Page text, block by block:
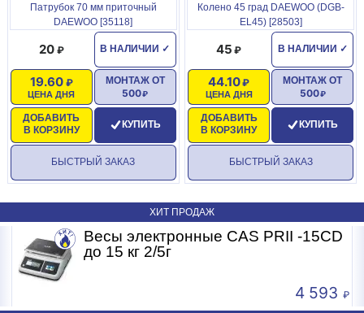
Патрубок 70 мм приточный
DAEWOO [35118]
В НАЛИЧИИ ✓
20
ЦЕНА ДНЯ
19.60
ДОБАВИТЬ
В КОРЗИНУ
МОНТАЖ ОТ
500
КУПИТЬ
БЫСТРЫЙ ЗАКАЗ
Колено 45 град DAEWOO (DGB-
EL45) [28503]
В НАЛИЧИИ ✓
45
ЦЕНА ДНЯ
44.10
ДОБАВИТЬ
В КОРЗИНУ
МОНТАЖ ОТ
500
КУПИТЬ
БЫСТРЫЙ ЗАКАЗ
ХИТ ПРОДАЖ
Весы электронные CAS PRII -15CD
до 15 кг 2/5г
4 593